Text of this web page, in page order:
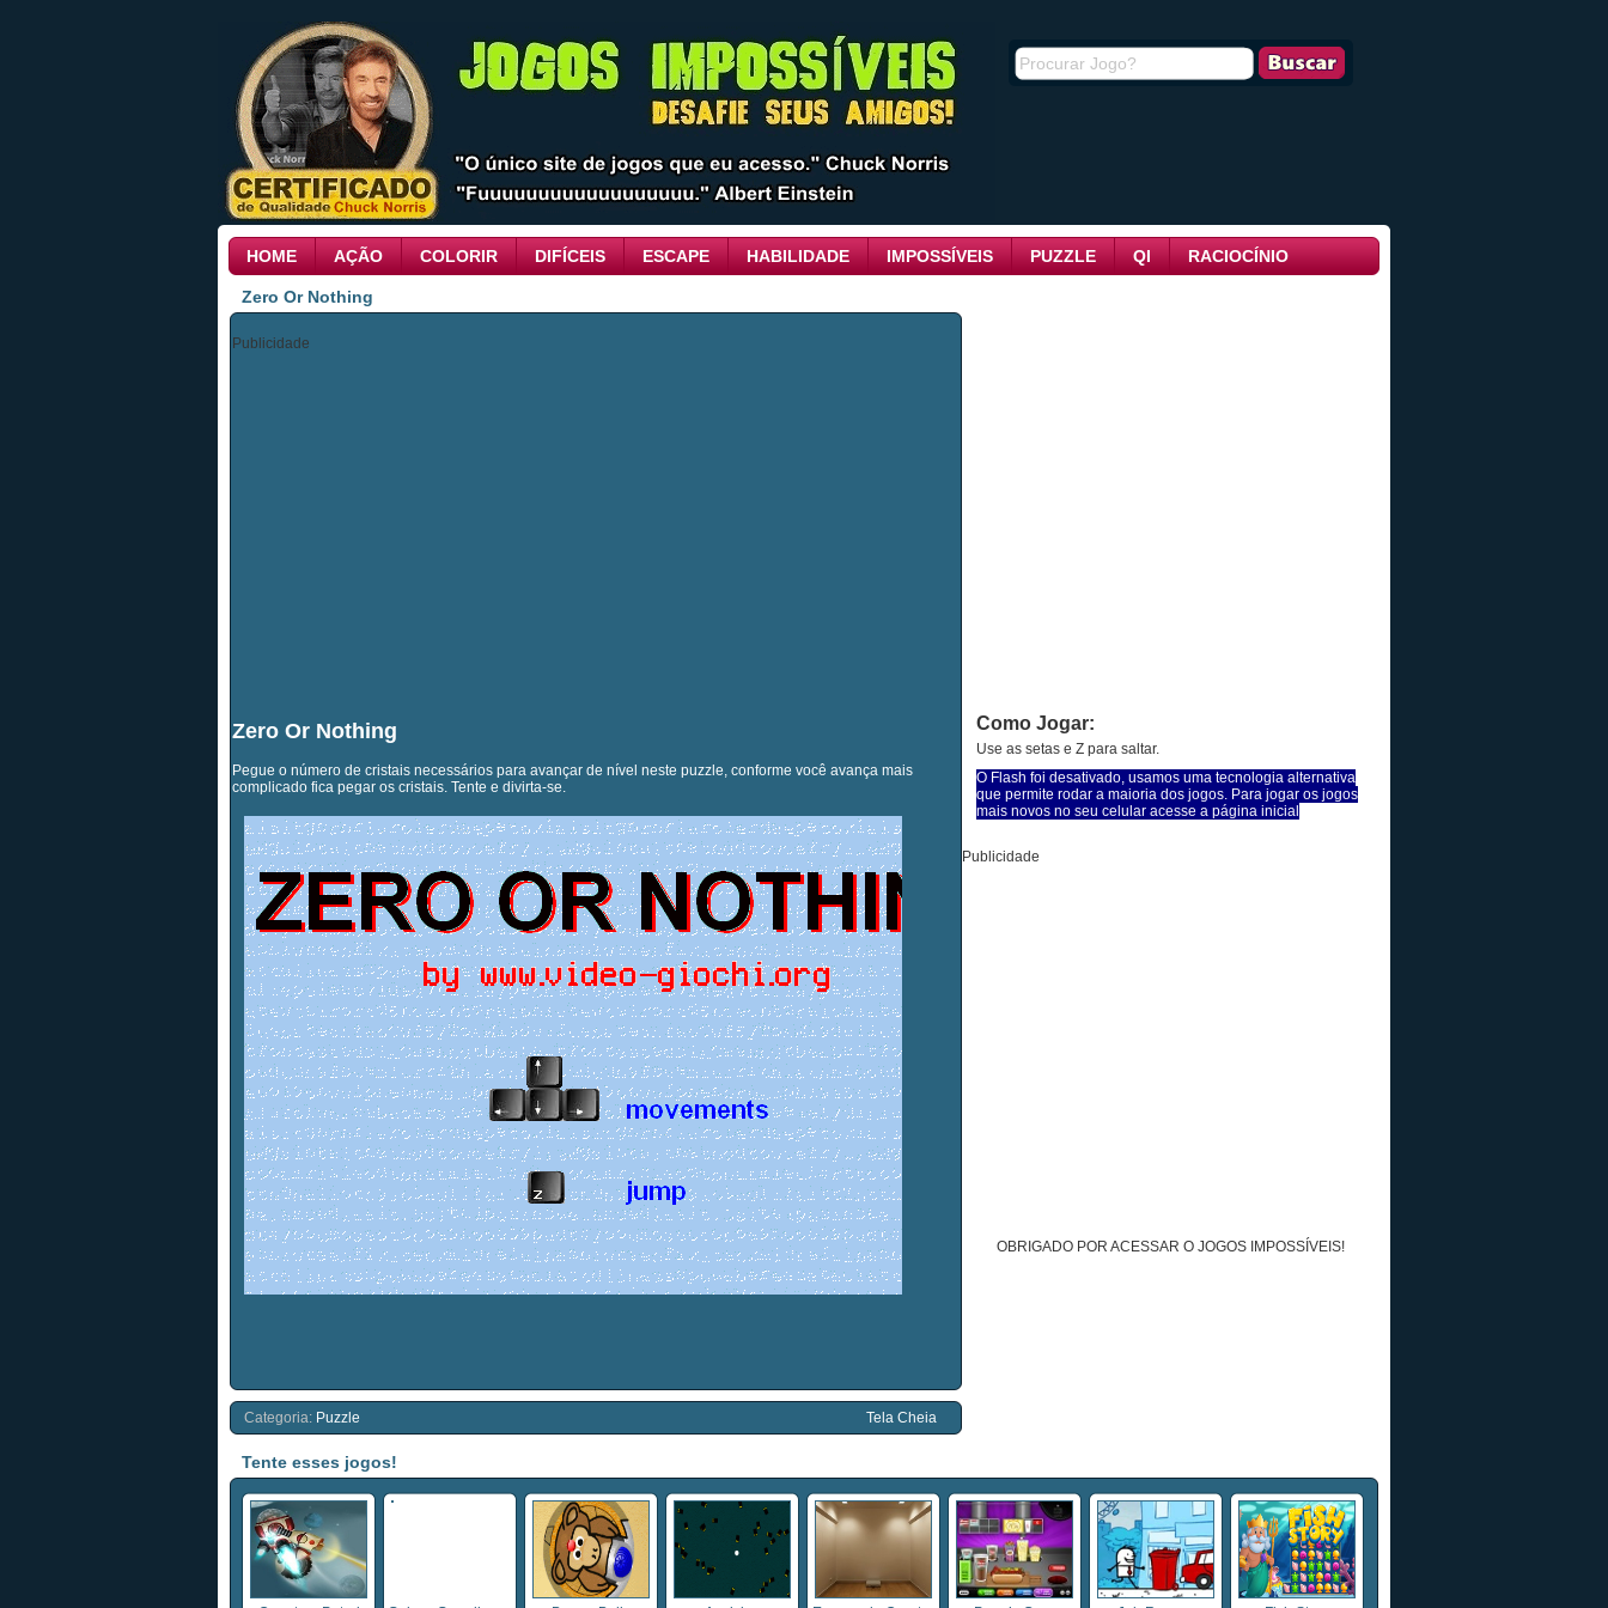
HOME AÇÃO COLORIR DIFÍCEIS ESCAPE HABILIDADE IMPOSSÍVEIS PUZZLE QI RACIOCÍNIO
Zero Or Nothing
Publicidade
Zero Or Nothing
Pegue o número de cristais necessários para avançar de nível neste puzzle, conforme você avança mais
complicado fica pegar os cristais. Tente e divirta-se.
Categoria: Puzzle Tela Cheia
Como Jogar:
Use as setas e Z para saltar.
O Flash foi desativado, usamos uma tecnologia alternativa
que permite rodar a maioria dos jogos. Para jogar os jogos
mais novos no seu celular acesse a página inicial
Publicidade
OBRIGADO POR ACESSAR O JOGOS IMPOSSÍVEIS!
Tente esses jogos!